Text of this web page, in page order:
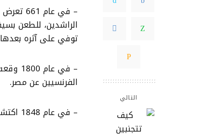
التالي
– في
الراشدين، للطعن
توفي على آثره بعدها
– في
الفرنسيين عن مصر.
– في عام 1848 اكتشفوا (الذهب) في ولاية كاليفورنيا.